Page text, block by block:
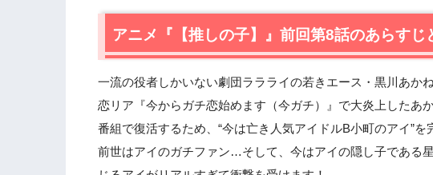
2.1 フォロワー64万人のインフルエンサーが、大量サバ
2.2年齢なんて関係ない…25歳のアイドル誕生！
2.3 今ガチ効果絶大…兄はモテモテ！
2.4 どうしても、あのキスが頭から離れなくて…
2.6
2.7 面倒でひねくれてる元天才子役が、自分に厳しすぎ
アニメ『【推しの子】』前回第8話のあらすじ
一流の役者しかいない劇団ララライの若きエース・黒川あか
恋リア『今からガチ恋始めます（今ガチ）』で大炎上したあ
番組で復活するため、“今は亡き人気アイドルB小町のアイ”を
前世はアイのガチファン…そして、今はアイの隠し子である